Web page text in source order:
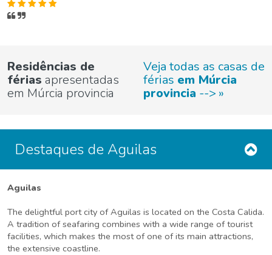
Residências de
férias apresentadas
em Múrcia provincia
Veja todas as casas de
férias em Múrcia
provincia -->
Destaques de Aguilas
Aguilas
The delightful port city of Aguilas is located on the Costa Calida.
A tradition of seafaring combines with a wide range of tourist
facilities, which makes the most of one of its main attractions,
the extensive coastline.